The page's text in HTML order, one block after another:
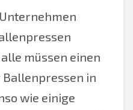
müssen einen
in
wie einige